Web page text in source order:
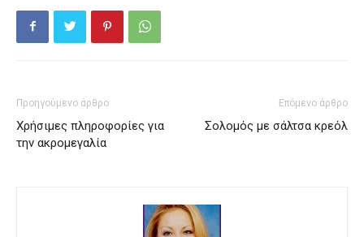
Προηγούμενο άρθρο
Χρήσιμες πληροφορίες για
την ακρομεγαλία
Επόμενο άρθρο
Σολομός με σάλτσα κρεόλ